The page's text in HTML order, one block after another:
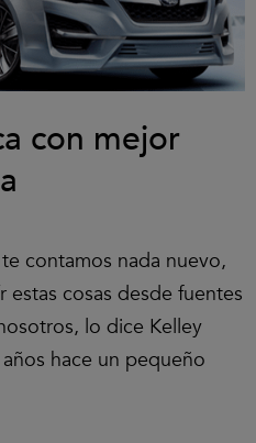
con mejor
contamos nada nuevo,
cosas desde fuentes
lo dice Kelley
hace un pequeño